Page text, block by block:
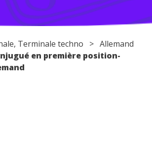
parents
, Terminale techno > Allemand
en première position-